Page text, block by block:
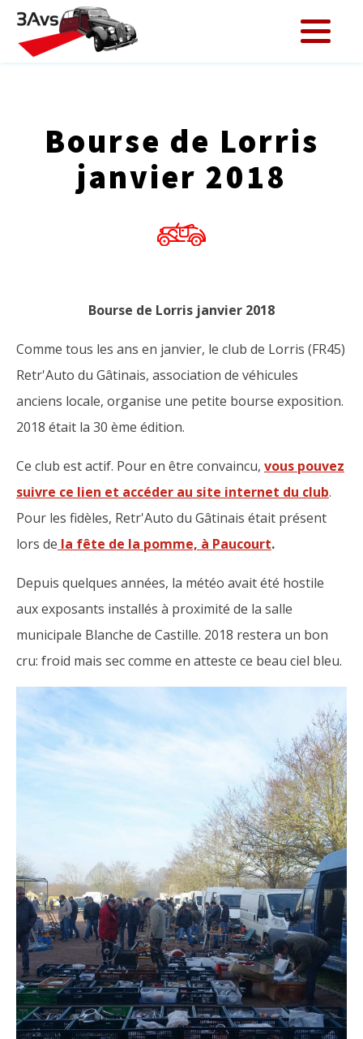
Bourse de Lorris
janvier 2018
Bourse de Lorris janvier 2018
Comme tous les ans en janvier, le club de Lorris (FR45)
Retr'Auto du Gâtinais, association de véhicules
anciens locale, organise une petite bourse exposition.
2018 était la 30 ème édition.
Ce club est actif. Pour en être convaincu, vous pouvez
suivre ce lien et accéder au site internet du club.
Pour les fidèles, Retr'Auto du Gâtinais était présent
lors de la fête de la pomme, à Paucourt.
Depuis quelques années, la météo avait été hostile
aux exposants installés à proximité de la salle
municipale Blanche de Castille. 2018 restera un bon
cru: froid mais sec comme en atteste ce beau ciel bleu.